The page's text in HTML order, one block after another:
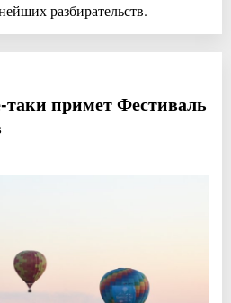
разбирательств.
таки примет Фестиваль